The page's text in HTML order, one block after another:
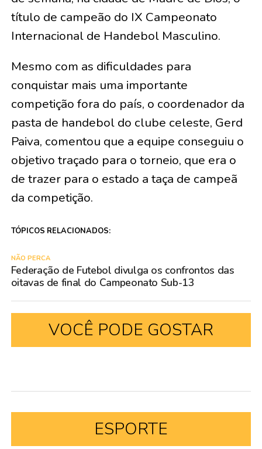
título de campeão do IX Campeonato
Internacional de Handebol Masculino.
Mesmo com as dificuldades para
conquistar mais uma importante
competição fora do país, o coordenador da
pasta de handebol do clube celeste, Gerd
Paiva, comentou que a equipe conseguiu o
objetivo traçado para o torneio, que era o
de trazer para o estado a taça de campeã
da competição.
TÓPICOS RELACIONADOS:
NÃO PERCA
Federação de Futebol divulga os confrontos das
oitavas de final do Campeonato Sub-13
VOCÊ PODE GOSTAR
ESPORTE